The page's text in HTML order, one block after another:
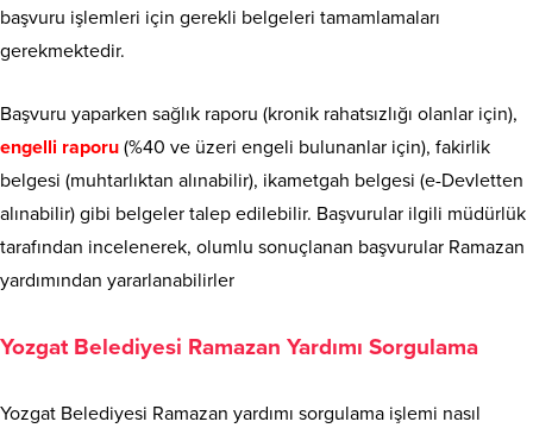
başvuru işlemleri için gerekli belgeleri tamamlamaları
gerekmektedir.
Başvuru yaparken sağlık raporu (kronik rahatsızlığı olanlar için),
engelli raporu (%40 ve üzeri engeli bulunanlar için), fakirlik
belgesi (muhtarlıktan alınabilir), ikametgah belgesi (e-Devletten
alınabilir) gibi belgeler talep edilebilir. Başvurular ilgili müdürlük
tarafından incelenerek, olumlu sonuçlanan başvurular Ramazan
yardımından yararlanabilirler
Yozgat Belediyesi Ramazan Yardımı Sorgulama
Yozgat Belediyesi Ramazan yardımı sorgulama işlemi nasıl